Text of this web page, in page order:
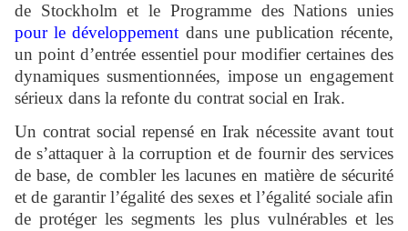
de Stockholm et le Programme des Nations unies
pour le développement dans une publication récente,
un point d’entrée essentiel pour modifier certaines des
dynamiques susmentionnées, impose un engagement
sérieux dans la refonte du contrat social en Irak.
Un contrat social repensé en Irak nécessite avant tout
de s’attaquer à la corruption et de fournir des services
de base, de combler les lacunes en matière de sécurité
et de garantir l’égalité des sexes et l’égalité sociale afin
de protéger les segments les plus vulnérables et les